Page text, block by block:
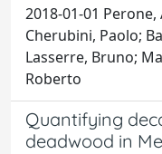
2018-01-01
Cherubini, Paolo;
Lasserre, Bruno;
Roberto
Quantifying
deadwood in